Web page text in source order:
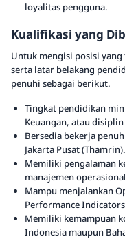
loyalitas pengguna.
Kualifikasi yang
Untuk mengisi posisi
serta latar belakang
penuhi sebagai berikut.
Tingkat pendidikan
Keuangan, atau
Bersedia bekerja
Jakarta Pusat (Thamrin).
Memiliki pengalaman
manajemen
Mampu menjalankan
Performance Indicators
Memiliki kemampuan
Indonesia maupun